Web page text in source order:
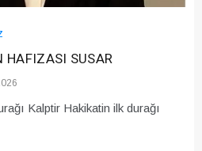
HAFIZASI SUSAR
Kalptir Hakikatin ilk durağı